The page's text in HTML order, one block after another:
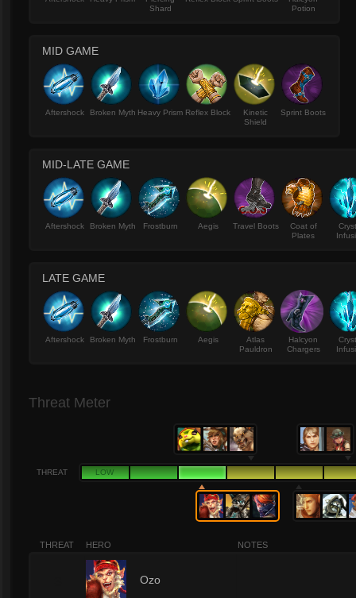
Shard
Potion
MID GAME
Aftershock Broken Myth Heavy Prism Reflex Block
Kinetic
Shield
Sprint Boots
MID-LATE GAME
Aftershock Broken Myth Frostburn Aegis Travel Boots
Coat of
Plates
LATE GAME
Aftershock Broken Myth Frostburn Aegis
Atlas
Pauldron
Halcyon
Chargers
Threat Meter
THREAT LOW
THREAT HERO NOTES
Ozo